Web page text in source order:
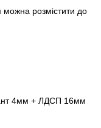
можна розмістити до
4мм + ЛДСП 16мм